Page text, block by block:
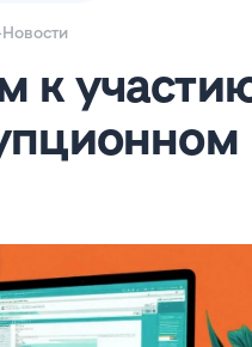
Новости
к